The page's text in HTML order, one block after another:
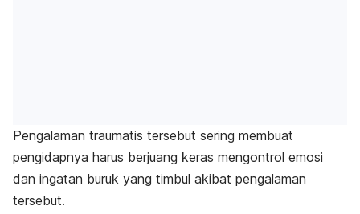
Pengalaman traumatis tersebut sering membuat
pengidapnya harus berjuang keras mengontrol emosi
dan ingatan buruk yang timbul akibat pengalaman
tersebut.